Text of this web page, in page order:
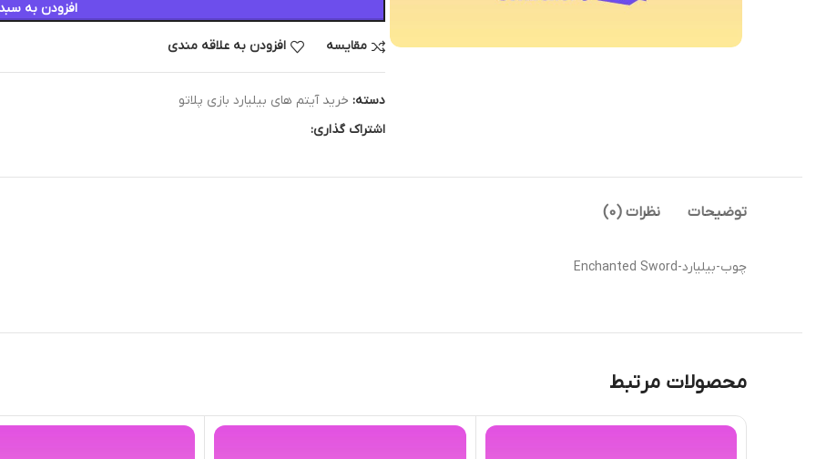
افزودن به
مقایسه افزودن به علاقه مندی
دسته: خرید آیتم های بیلیارد بازی پلاتو
اشتراک گذاری:
توضیحات نظرات (0)
چوب-بیلیارد-Enchanted Sword
محصولات مرتبط